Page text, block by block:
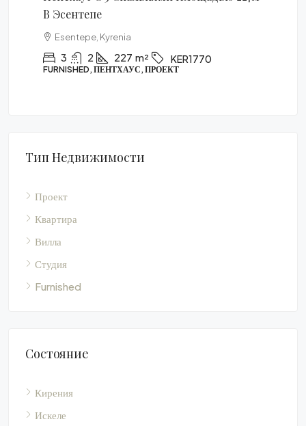
Alsancak, Kyrenia
1 1
КВАРТИРА, ПРОЕКТ
Квартира
Вилла
Furnished
Искеле